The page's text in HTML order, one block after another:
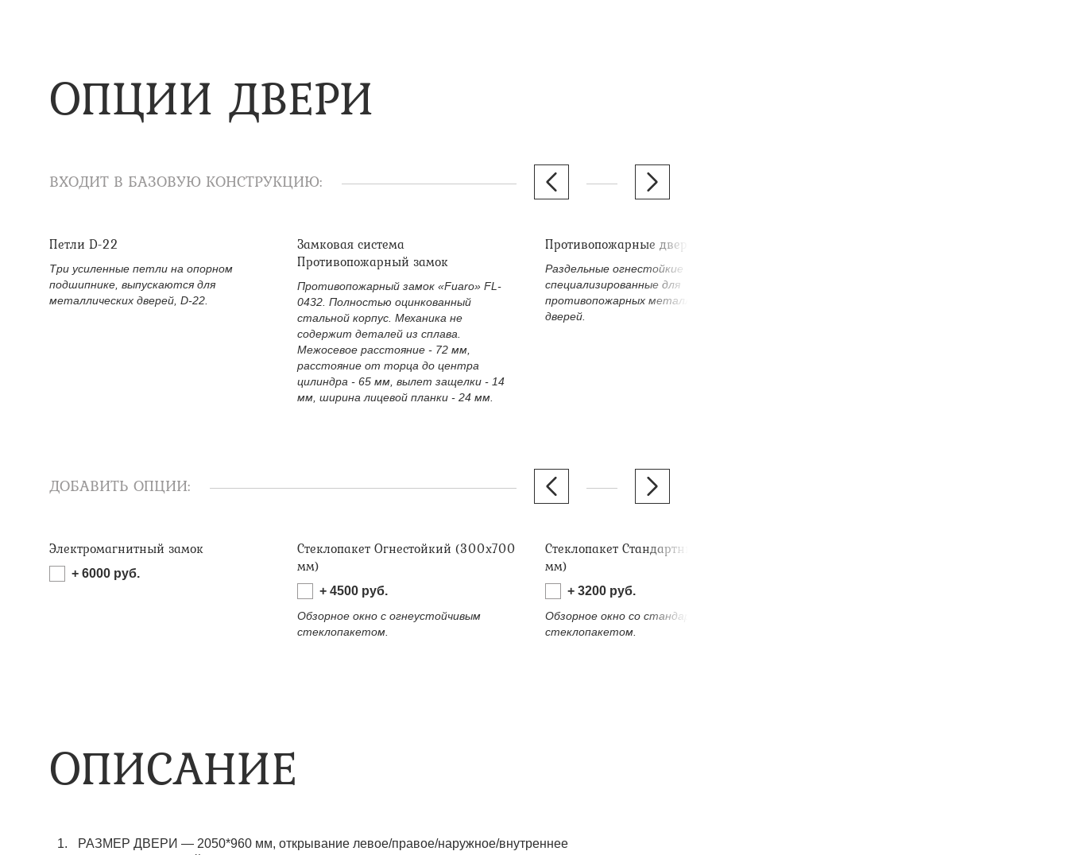
ОПЦИИ ДВЕРИ
ВХОДИТ В БАЗОВУЮ КОНСТРУКЦИЮ:
Петли D-22
Три усиленные петли на опорном
подшипнике, выпускаются для
металлических дверей, D-22.
Замковая система
Противопожарный замок
Противопожарный замок «Fuaro» FL-
0432. Полностью оцинкованный
стальной корпус. Механика не
содержит деталей из сплава.
Межосевое расстояние - 72 мм,
расстояние от торца до центра
цилиндра - 65 мм, вылет защелки - 14
мм, ширина лицевой планки - 24 мм.
Противопожарные дверные ручки
Раздельные огнестойкие дверные ручки
специализированные для
противопожарных металлических
дверей.
ДОБАВИТЬ ОПЦИИ:
Электромагнитный замок
+ 6000 руб.
Стеклопакет Огнестойкий (300х700
мм)
+ 4500 руб.
Обзорное окно с огнеустойчивым
стеклопакетом.
Стеклопакет Стандартный (300*700
мм)
+ 3200 руб.
Обзорное окно со стандартным
стеклопакетом.
ОПИСАНИЕ
РАЗМЕР ДВЕРИ — 2050*960 мм, открывание левое/правое/наружное/внутреннее